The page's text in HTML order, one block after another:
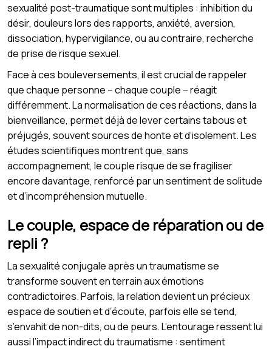
sexualité post-traumatique sont multiples : inhibition du
désir, douleurs lors des rapports, anxiété, aversion,
dissociation, hypervigilance, ou au contraire, recherche
de prise de risque sexuel.
Face à ces bouleversements, il est crucial de rappeler
que chaque personne – chaque couple – réagit
différemment. La normalisation de ces réactions, dans la
bienveillance, permet déjà de lever certains tabous et
préjugés, souvent sources de honte et d’isolement. Les
études scientifiques montrent que, sans
accompagnement, le couple risque de se fragiliser
encore davantage, renforcé par un sentiment de solitude
et d’incompréhension mutuelle.
Le couple, espace de réparation ou de
repli ?
La sexualité conjugale après un traumatisme se
transforme souvent en terrain aux émotions
contradictoires. Parfois, la relation devient un précieux
espace de soutien et d’écoute, parfois elle se tend,
s’envahit de non-dits, ou de peurs. L’entourage ressent lui
aussi l’impact indirect du traumatisme : sentiment